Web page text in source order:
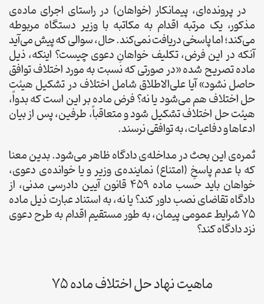
در پرونده‌ای، پیمانکار (خواهان) در راستای اجرای ماده‌ی
مذکور، یک مرتبه اقدام به مکاتبه با وزیر دستگاه مربوطه
می‌کند؛ اما پاسخی دریافت نمی‌کند. حال، سوالی که پیش می‌آید
آنکه در این فرض، تکلیف خواهانِ دعوی چیست؟ اینکه، ذیل
ماده تصریح شده «در صورتی که نسبت به مورد اختلاف توافق
حاصل نشود» آیا علی‌الاطلاق شامل اختلاف در تشکیل هیئت
حل اختلاف هم می‌شود یا نه؟ فرض ماده بر این است که بدواً،
هیئت حل اختلاف تشکیل شود و متعاقباً، طرفین، پس از بیان
ادعاها و دفاعیات، به توافقی نرسند.
ثمره‌ی این بحث در مداخله‌ی دادگاه ظاهر می‌شود. بدین معنا
که با عدم پاسخِ (امتناع) نماینده‌ی وزیر و یا خوانده‌ی دعوی،
خواهان باید حسب ماده 459 قانون آیین دادرسی مدنی، از
دادگاه تقاضای نصب داور کند؟ یا نه، به استناد عبارت ذیل ماده
75 شرایط عمومی پیمان، به طور مستقیم اقدام به طرح دعوی
نزد دادگاه کند؟
ماهیت نهاد حل اختلاف ماده 75